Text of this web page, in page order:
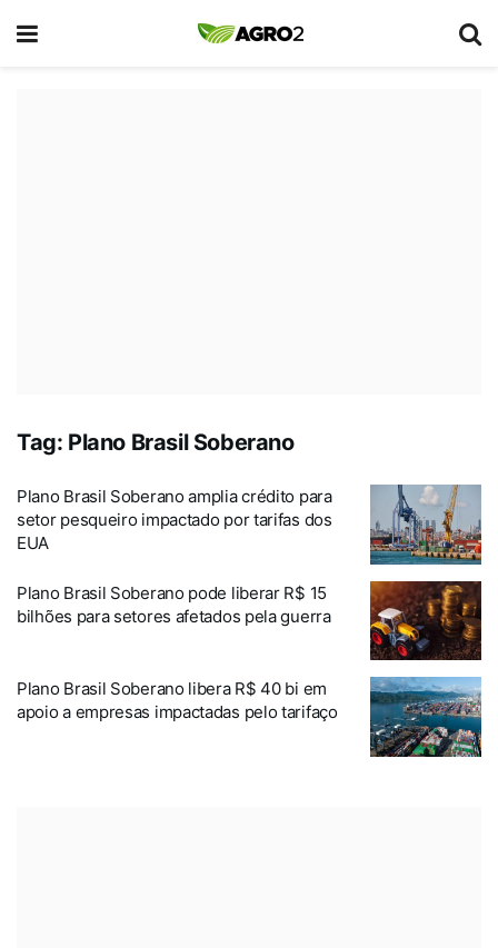
Tag: Plano Brasil Soberano
Plano Brasil Soberano amplia crédito para
setor pesqueiro impactado por tarifas dos
EUA
Plano Brasil Soberano pode liberar R$ 15
bilhões para setores afetados pela guerra
Plano Brasil Soberano libera R$ 40 bi em
apoio a empresas impactadas pelo tarifaço